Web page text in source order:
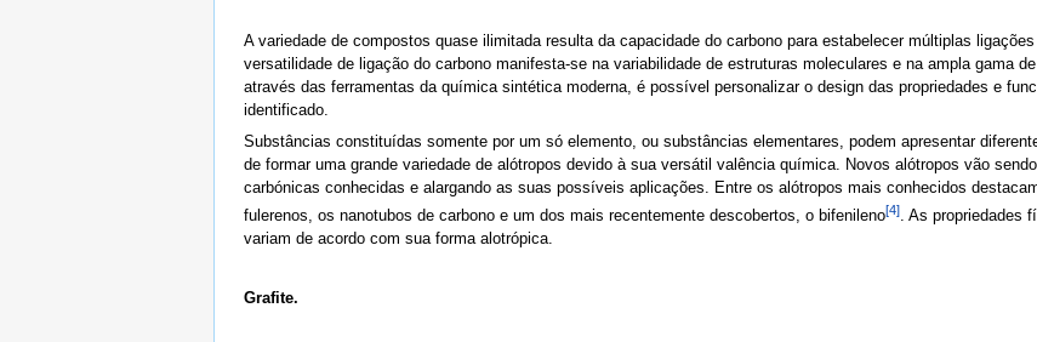
A variedade de compostos quase ilimitada resulta da capacidade do carbono para estabelecer múltiplas
versatilidade de ligação do carbono manifesta-se na variabilidade de estruturas moleculares e na ampla gama
através das ferramentas da química sintética moderna, é possível personalizar o design das propriedades e
identificado.
Substâncias constituídas somente por um só elemento, ou substâncias elementares, podem apresentar
de formar uma grande variedade de alótropos devido à sua versátil valência química. Novos alótropos vão
carbónicas conhecidas e alargando as suas possíveis aplicações. Entre os alótropos mais conhecidos
fulerenos, os nanotubos de carbono e um dos mais recentemente descobertos, o bifenileno[4] . As propriedades
variam de acordo com sua forma alotrópica.
Grafite.